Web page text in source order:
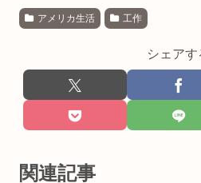
アメリカ生活 工作
シェアす
関連記事